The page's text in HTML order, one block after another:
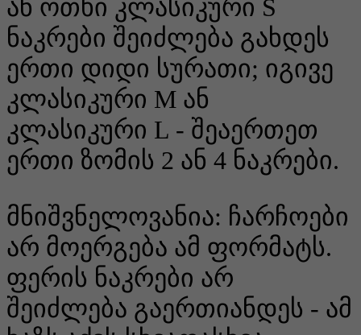
ან ოთხი კლასიკური S
ნაკრები შეიძლება გახდეს
ერთი დიდი სურათი; იგივე
კლასიკური M ან
კლასიკური L - შეაერთეთ
ერთი ზომის 2 ან 4 ნაკრები.
მნიშვნელოვანია: ჩარჩოები
არ მოერგება ამ ფორმატს.
ფერის ნაკრები არ
შეიძლება გაერთიანდეს - ამ